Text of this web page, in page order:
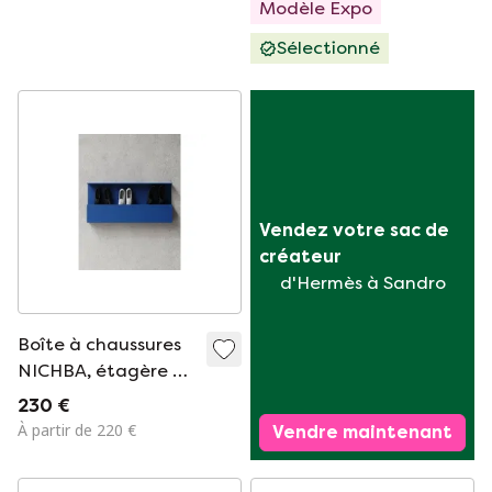
Modèle Expo
Sélectionné
Boîte à chaussures
NICHBA, étagère à
chaussures 100 cm –
Bleu
230 €
À partir de 220 €
Vendez votre sac de
créateur
d'Hermès à Sandro
Vendre maintenant